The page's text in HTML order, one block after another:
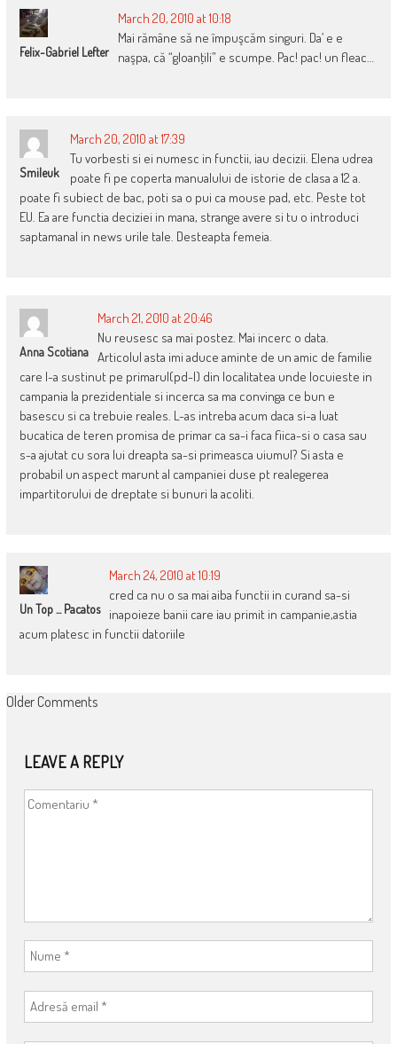
Felix-Gabriel Lefter
March 20, 2010 at 10:18
Mai rămâne să ne împuşcăm singuri. Da’ e e
naşpa, că “gloanţili” e scumpe. Pac! pac! un fleac…
Smileuk
March 20, 2010 at 17:39
Tu vorbesti si ei numesc in functii, iau decizii. Elena udrea
poate fi pe coperta manualului de istorie de clasa a 12 a.
poate fi subiect de bac, poti sa o pui ca mouse pad, etc. Peste tot
EU. Ea are functia deciziei in mana, strange avere si tu o introduci
saptamanal in news urile tale. Desteapta femeia.
Anna Scotiana
March 21, 2010 at 20:46
Nu reusesc sa mai postez. Mai incerc o data.
Articolul asta imi aduce aminte de un amic de familie
care l-a sustinut pe primarul(pd-l) din localitatea unde locuieste in
campania la prezidentiale si incerca sa ma convinga ce bun e
basescu si ca trebuie reales. L-as intreba acum daca si-a luat
bucatica de teren promisa de primar ca sa-i faca fiica-si o casa sau
s-a ajutat cu sora lui dreapta sa-si primeasca uiumul? Si asta e
probabil un aspect marunt al campaniei duse pt realegerea
impartitorului de dreptate si bunuri la acoliti.
Un Top ... Pacatos
March 24, 2010 at 10:19
cred ca nu o sa mai aiba functii in curand sa-si
inapoieze banii care iau primit in campanie,astia
acum platesc in functii datoriile
COMMENT
Older Comments
LEAVE A REPLY